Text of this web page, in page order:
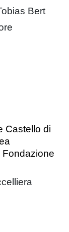
Bert
Castello di
Fondazione